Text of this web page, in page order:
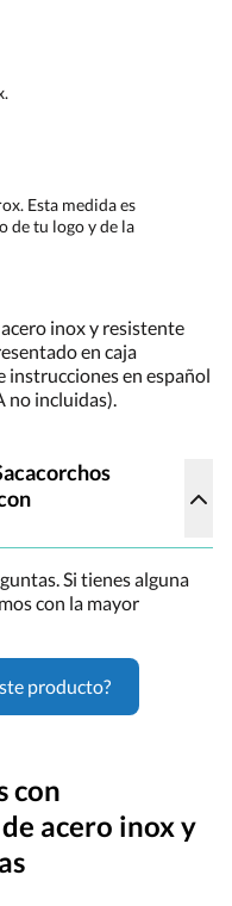
Esta medida es
de tu logo y de la
inox y resistente
en caja
instrucciones en español
no incluidas).
Si tienes alguna
con la mayor
producto?
con
acero inox y